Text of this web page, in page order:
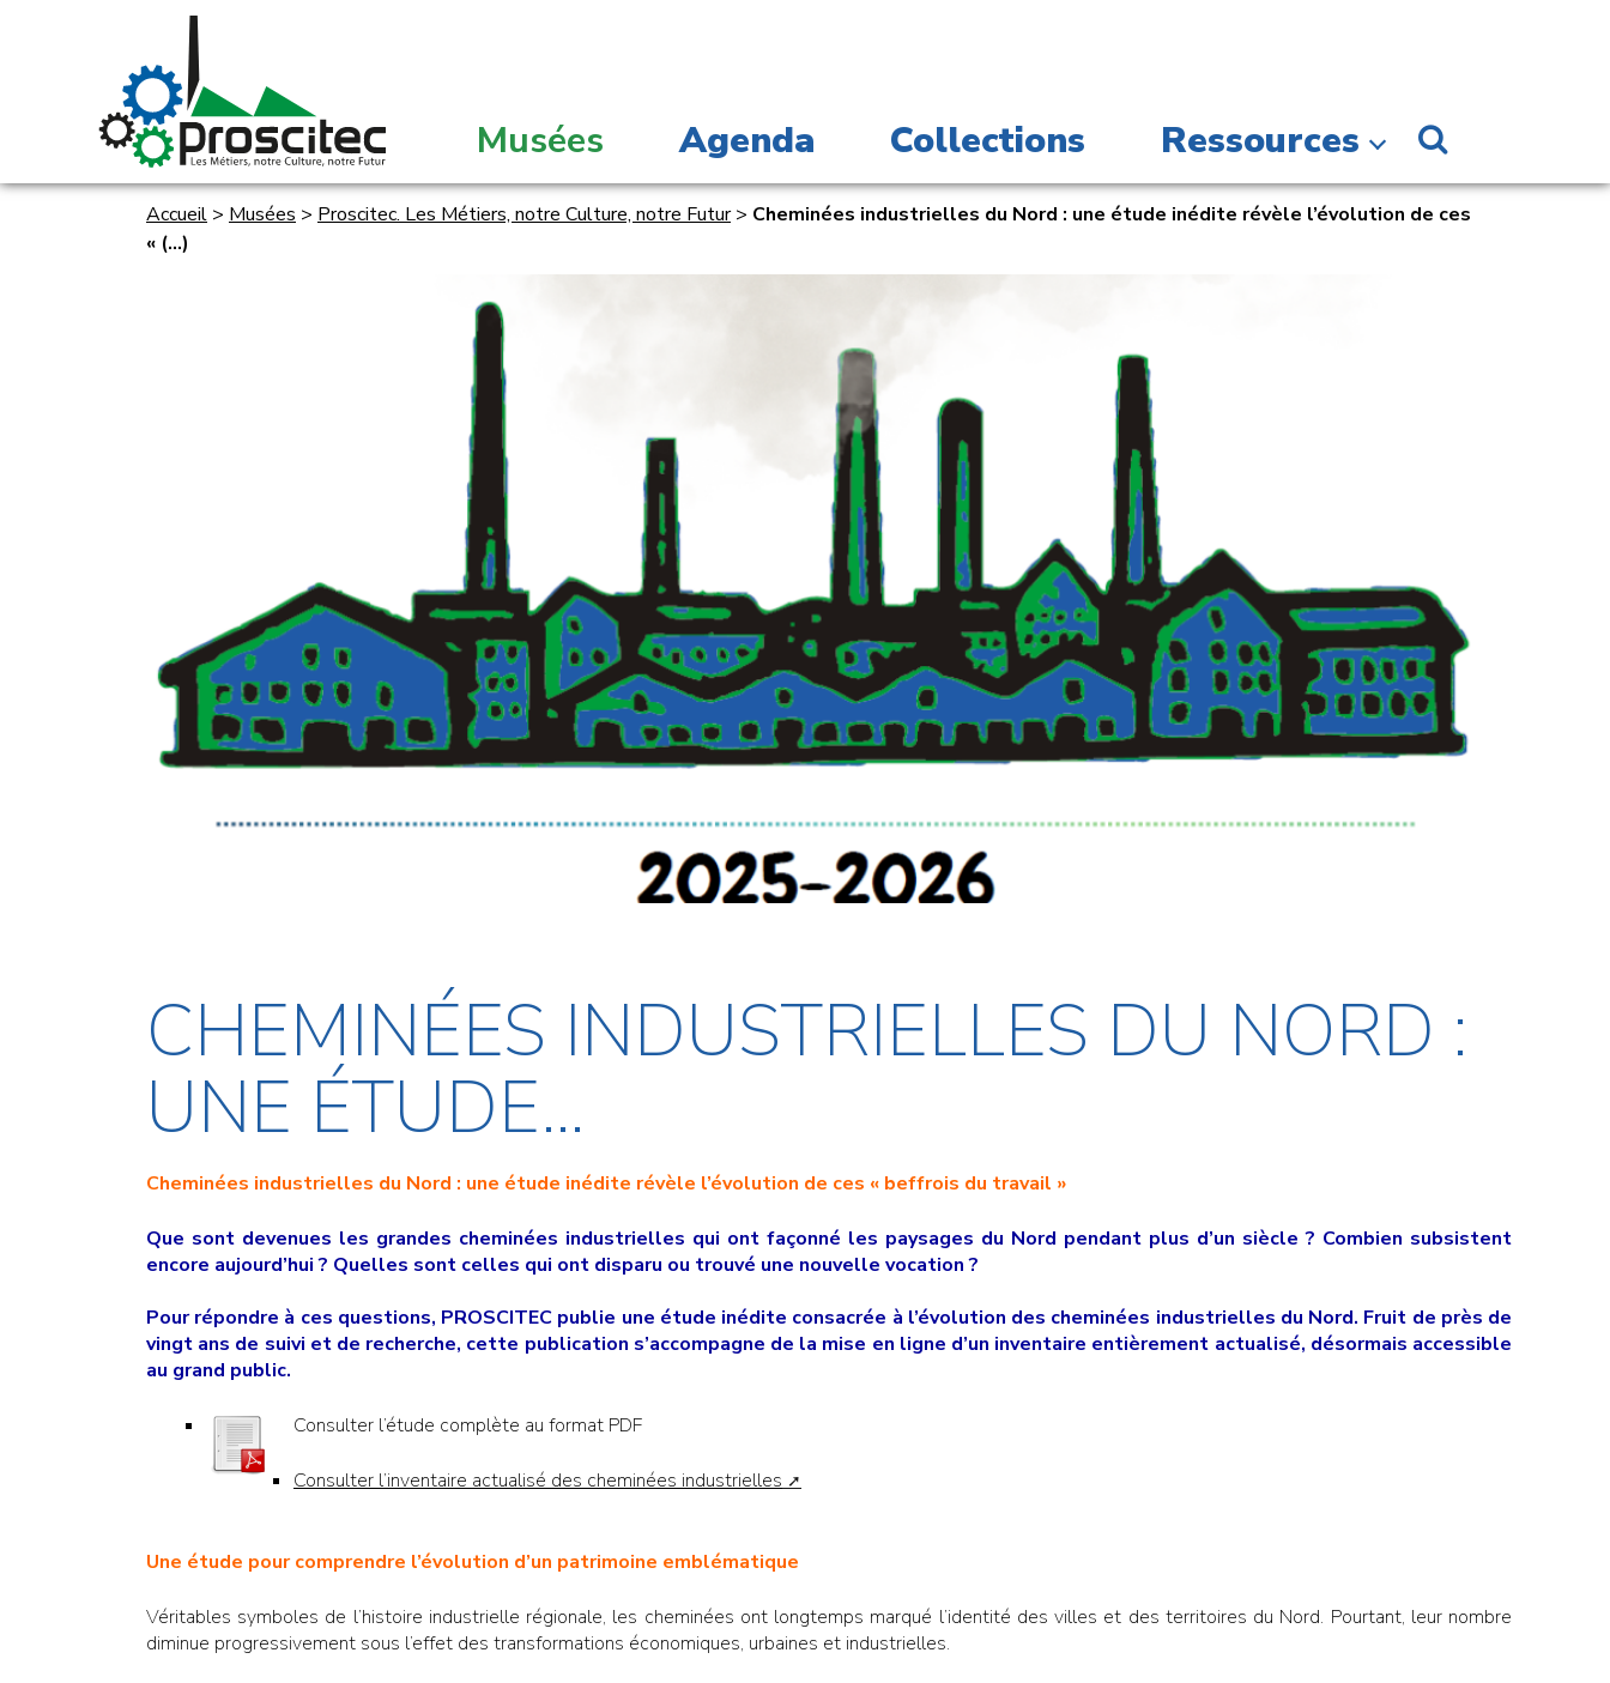
Musées Agenda Collections Ressources
Accueil > Musées > Proscitec. Les Métiers, notre Culture, notre Futur> Cheminées industrielles du Nord : une étude inédite révèle l’évolution de ces
« (...)
CHEMINÉES INDUSTRIELLES DU NORD :
UNE ÉTUDE...
Cheminées industrielles du Nord : une étude inédite révèle l’évolution de ces « beffrois du travail »
Que sont devenues les grandes cheminées industrielles qui ont façonné les paysages du Nord pendant plus d’un siècle ? Combien subsistent
encore aujourd’hui ? Quelles sont celles qui ont disparu ou trouvé une nouvelle vocation ?
Pour répondre à ces questions, PROSCITEC publie une étude inédite consacrée à l’évolution des cheminées industrielles du Nord. Fruit de près de
vingt ans de suivi et de recherche, cette publication s’accompagne de la mise en ligne d’un inventaire entièrement actualisé, désormais accessible
au grand public.
Consulter l’étude complète au format PDF
Consulter l’inventaire actualisé des cheminées industrielles
Une étude pour comprendre l’évolution d’un patrimoine emblématique
Véritables symboles de l’histoire industrielle régionale, les cheminées ont longtemps marqué l’identité des villes et des territoires du Nord. Pourtant, leur nombre
diminue progressivement sous l’effet des transformations économiques, urbaines et industrielles.